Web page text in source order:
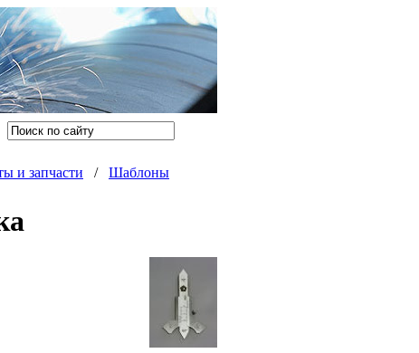
и запчасти / Шаблоны